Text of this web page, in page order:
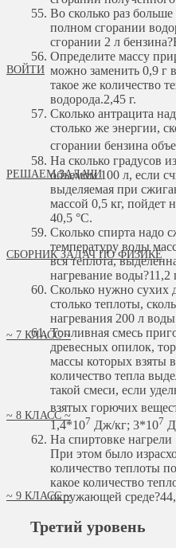
ВОЙТИ
РЕШАЕМ ЗАДАЧИ
СБОРНИК ЗАДАЧ ПО ФИЗИКЕ
~ 7 КЛАСС ~
~ 8 КЛАСС ~
~ 9 КЛАСС ~
Во сколько раз
полном сгорании
сгорании 2 л бензина?
Определите массу
можно заменить 0,9 г
такое же количество
водорода.2,45 г.
Сколько антрацита
столько же энергии,
сгорании бензина
На сколько градусов
объемом 100 л, если
выделяемая при
массой 0,5 кг, пойдет
40,5 °С.
Сколько спирта надо
температуру воды
вся теплота,
нагревание воды?11,2
Сколько нужно сухих
столько теплоты,
нагревания 200 л
Топливная смесь
древесных опилок,
массы которых взяты
количество тепла
такой смеси, если
взятых горючих
1,4*107 Дж/кг; 3*107
На спиртовке
При этом было
количество теплоты
какое количество
окружающей среде?
Третий уровень